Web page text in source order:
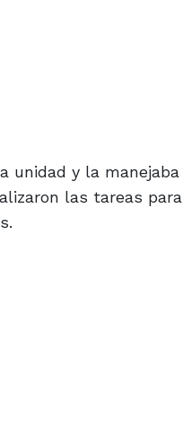
las tareas para